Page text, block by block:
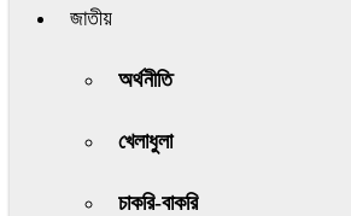
জাতীয়
অর্থনীতি
খেলাধুলা
চাকরি-বাকরি